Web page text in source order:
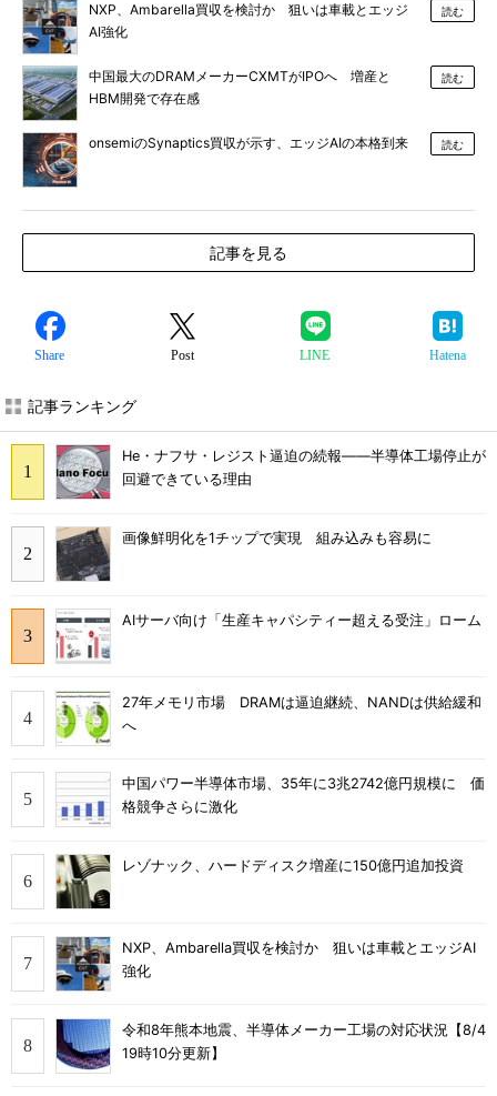
NXP、Ambarella買収を検討か 狙いは車載とエッジ
AI強化
読む
中国最大のDRAMメーカーCXMTがIPOへ 増産と
HBM開発で存在感
読む
onsemiのSynaptics買収が示す、エッジAIの本格到来 読む
記事を見る
Share Post LINE Hatena
記事ランキング
He・ナフサ・レジスト逼迫の続報――半導体工場停止が
回避できている理由
画像鮮明化を1チップで実現 組み込みも容易に
AIサーバ向け「生産キャパシティー超える受注」ローム
27年メモリ市場 DRAMは逼迫継続、NANDは供給緩和
へ
中国パワー半導体市場、35年に3兆2742億円規模に 価
格競争さらに激化
レゾナック、ハードディスク増産に150億円追加投資
NXP、Ambarella買収を検討か 狙いは車載とエッジAI
強化
令和8年熊本地震、半導体メーカー工場の対応状況【8/4
19時10分更新】